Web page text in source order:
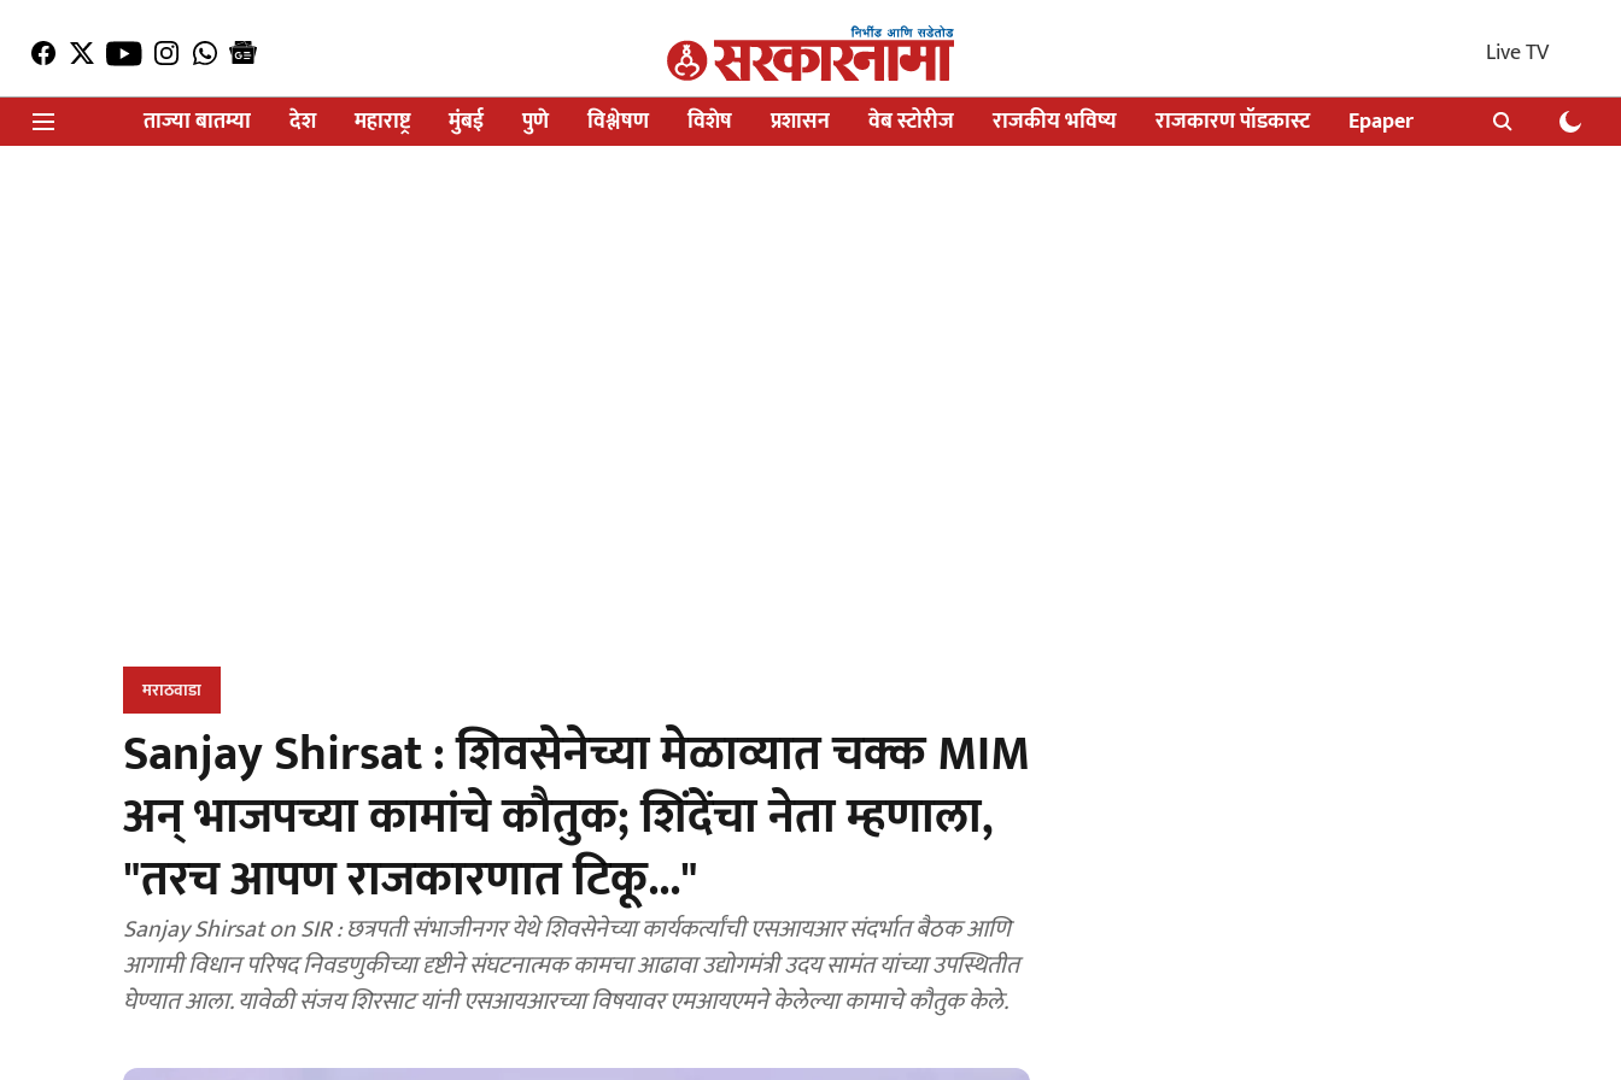
Live TV
ताज्या बातम्या
देश महाराष्ट्र मुंबई पुणे विश्लेषण विशेष प्रशासन वेब स्टोरीज राजकीय भविष्य राजकारण पॉडकास्ट Epaper
मराठवाडा
Sanjay Shirsat : शिवसेनेच्या मेळाव्यात चक्क MIM
अन् भाजपच्या कामांचे कौतुक; शिंदेंचा नेता म्हणाला,
"तरच आपण राजकारणात टिकू..."
Sanjay Shirsat on SIR : छत्रपती संभाजीनगर येथे शिवसेनेच्या कार्यकर्त्यांची एसआयआर संदर्भात बैठक आणि
आगामी विधान परिषद निवडणुकीच्या दृष्टीने संघटनात्मक कामचा आढावा उद्योगमंत्री उदय सामंत यांच्या उपस्थितीत
घेण्यात आला. यावेळी संजय शिरसाट यांनी एसआयआरच्या विषयावर एमआयएमने केलेल्या कामाचे कौतुक केले.